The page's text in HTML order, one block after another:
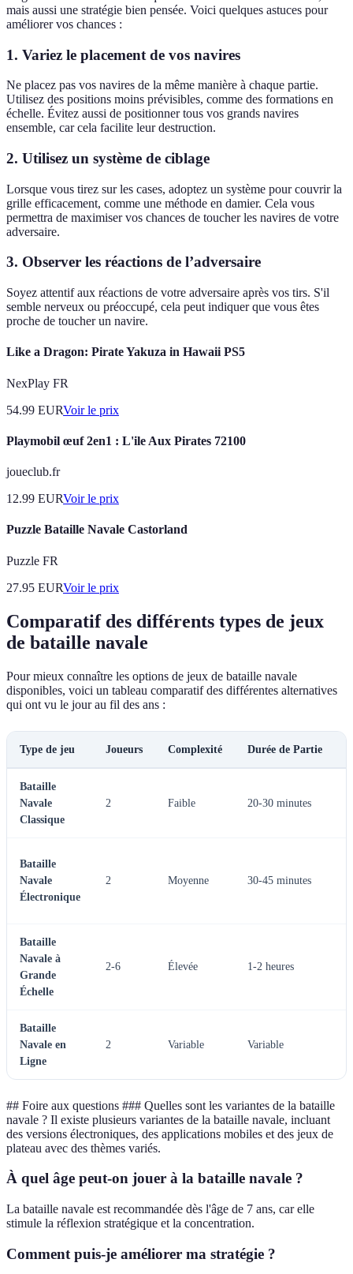
mais aussi une stratégie bien pensée. Voici quelques astuces pour
améliorer vos chances :
1. Variez le placement de vos navires
Ne placez pas vos navires de la même manière à chaque partie.
Utilisez des positions moins prévisibles, comme des formations en
échelle. Évitez aussi de positionner tous vos grands navires
ensemble, car cela facilite leur destruction.
2. Utilisez un système de ciblage
Lorsque vous tirez sur les cases, adoptez un système pour couvrir la
grille efficacement, comme une méthode en damier. Cela vous
permettra de maximiser vos chances de toucher les navires de votre
adversaire.
3. Observer les réactions de l’adversaire
Soyez attentif aux réactions de votre adversaire après vos tirs. S'il
semble nerveux ou préoccupé, cela peut indiquer que vous êtes
proche de toucher un navire.
Like a Dragon: Pirate Yakuza in Hawaii PS5
NexPlay FR
54.99 EURVoir le prix
Playmobil œuf 2en1 : L'ile Aux Pirates 72100
joueclub.fr
12.99 EURVoir le prix
Puzzle Bataille Navale Castorland
Puzzle FR
27.95 EURVoir le prix
Comparatif des différents types de jeux
de bataille navale
Pour mieux connaître les options de jeux de bataille navale
disponibles, voici un tableau comparatif des différentes alternatives
qui ont vu le jour au fil des ans :
Type de jeu Joueurs Complexité Durée de Partie
Bataille
Navale
Classique
2 Faible 20-30 minutes
Bataille
Navale
Électronique
2 Moyenne 30-45 minutes
Bataille
Navale à
Grande
Échelle
2-6 Élevée 1-2 heures
Bataille
Navale en
Ligne
2 Variable Variable
## Foire aux questions ### Quelles sont les variantes de la bataille
navale ? Il existe plusieurs variantes de la bataille navale, incluant
des versions électroniques, des applications mobiles et des jeux de
plateau avec des thèmes variés.
À quel âge peut-on jouer à la bataille navale ?
La bataille navale est recommandée dès l'âge de 7 ans, car elle
stimule la réflexion stratégique et la concentration.
Comment puis-je améliorer ma stratégie ?